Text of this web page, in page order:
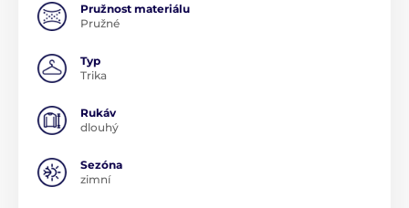
Pružnost materiálu
Pružné
Typ
Trika
Rukáv
dlouhý
Sezóna
zimní